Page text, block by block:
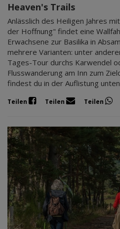
Heaven's Trails
Anlässlich des Heiligen Jahres
der Hoffnung" findet eine
Erwachsene zur Basilika in
mehrere Varianten: unter
Tages-Tour durchs Karwendel
Flusswanderung am Inn zum
findest du in der Auflistung
Teilen Teilen Teilen